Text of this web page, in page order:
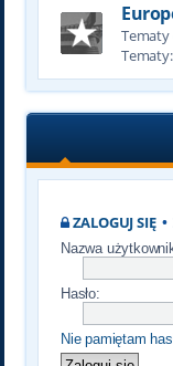
Tematy
ZALOGUJ SIĘ•
Nazwa
Hasło:
Nie pamiętam